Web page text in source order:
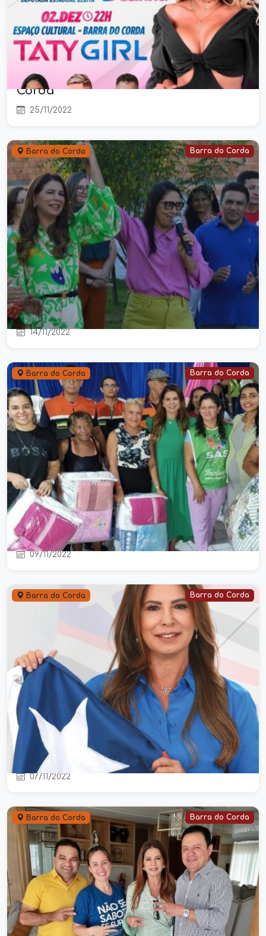
Taty Girl é atração confirmada na
festa da vitória da deputada
estadual Abigail Cunha, em Barra do
Corda
25/11/2022
Barra do Corda Barra do Corda
Deputada estadual eleita, Abigail
Cunha cumpre extensa agenda de
trabalho em três municípios
14/11/2022
Barra do Corda Barra do Corda
Deputada estadual, Abigail Cunha
participa de entrega de kits para
famílias atendidas pelo SCFV
09/11/2022
Barra do Corda Barra do Corda
Conheça a deputada estadual,
Abigail Cunha que tirou mais de 300
votos em Aldeias Altas
07/11/2022
Barra do Corda Barra do Corda